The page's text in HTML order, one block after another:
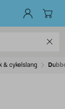
& cykelslang